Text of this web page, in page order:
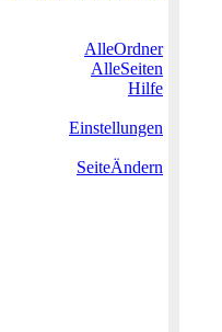
AlleOrdner
AlleSeiten
Hilfe
Einstellungen
SeiteÄndern